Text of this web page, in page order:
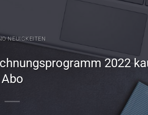
NEUIGKEITEN
2022
Abo